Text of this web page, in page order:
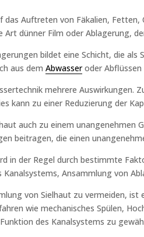
das Auftreten von Fäkalien,
Art dünner Film oder Ablagerung,
bildet eine Schicht, die
aus demAbwasseroder Abflüssen
mehrere Auswirkungen.
kann zu einer Reduzierung der
auch zu einem
beitragen, die einen
in der Regel durch bestimmte
Ansammlung von
von Sielhaut zu vermeiden,
wie mechanisches Spülen,
des Kanalsystems zu